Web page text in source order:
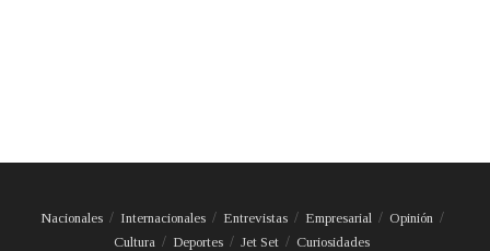
Nacionales Internacionales Entrevistas Empresarial
Opinión
Cultura
Deportes Jet Set Curiosidades